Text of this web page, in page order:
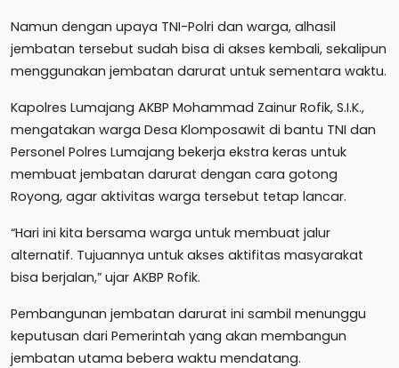
Namun dengan upaya TNI-Polri dan warga, alhasil
jembatan tersebut sudah bisa di akses kembali, sekalipun
menggunakan jembatan darurat untuk sementara waktu.
Kapolres Lumajang AKBP Mohammad Zainur Rofik, S.I.K.,
mengatakan warga Desa Klomposawit di bantu TNI dan
Personel Polres Lumajang bekerja ekstra keras untuk
membuat jembatan darurat dengan cara gotong
Royong, agar aktivitas warga tersebut tetap lancar.
“Hari ini kita bersama warga untuk membuat jalur
alternatif. Tujuannya untuk akses aktifitas masyarakat
bisa berjalan,” ujar AKBP Rofik.
Pembangunan jembatan darurat ini sambil menunggu
keputusan dari Pemerintah yang akan membangun
jembatan utama bebera waktu mendatang.